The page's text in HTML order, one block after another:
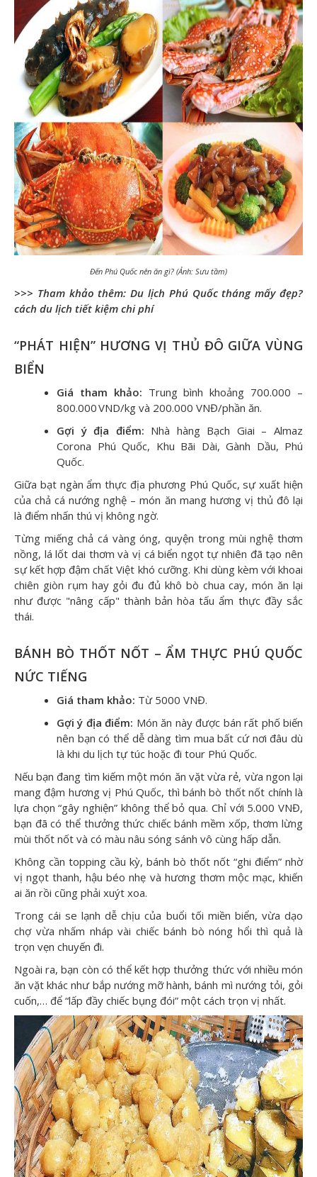
Đến Phú Quốc nên ăn gì? (Ảnh: Sưu tầm)
>>> Tham khảo thêm: Du lịch Phú Quốc tháng mấy đẹp?
cách du lịch tiết kiệm chi phí
“PHÁT HIỆN” HƯƠNG VỊ THỦ ĐÔ GIỮA VÙNG
BIỂN
Giá tham khảo: Trung bình khoảng 700.000 –
800.000 VND/kg và 200.000 VNĐ/phần ăn.
Gợi ý địa điểm: Nhà hàng Bạch Giai – Almaz
Corona Phú Quốc, Khu Bãi Dài, Gành Dầu, Phú
Quốc.
Giữa bạt ngàn ẩm thực địa phương Phú Quốc, sự xuất hiện
của chả cá nướng nghệ – món ăn mang hương vị thủ đô lại
là điểm nhấn thú vị không ngờ.
Từng miếng chả cá vàng óng, quyện trong mùi nghệ thơm
nồng, lá lốt dai thơm và vị cá biển ngọt tự nhiên đã tạo nên
sự kết hợp đậm chất Việt khó cưỡng. Khi dùng kèm với khoai
chiên giòn rụm hay gỏi đu đủ khô bò chua cay, món ăn lại
như được "nâng cấp" thành bản hòa tấu ẩm thực đầy sắc
thái.
BÁNH BÒ THỐT NỐT – ẨM THỰC PHÚ QUỐC
NỨC TIẾNG
Giá tham khảo: Từ 5000 VNĐ.
Gợi ý địa điểm: Món ăn này được bán rất phố biến
nên bạn có thể dễ dàng tìm mua bất cứ nơi đâu dù
là khi du lịch tự túc hoặc đi tour Phú Quốc.
Nếu bạn đang tìm kiếm một món ăn vặt vừa rẻ, vừa ngon lại
mang đậm hương vị Phú Quốc, thì bánh bò thốt nốt chính là
lựa chọn “gây nghiện” không thể bỏ qua. Chỉ với 5.000 VNĐ,
bạn đã có thể thưởng thức chiếc bánh mềm xốp, thơm lừng
mùi thốt nốt và có màu nâu sóng sánh vô cùng hấp dẫn.
Không cần topping cầu kỳ, bánh bò thốt nốt “ghi điểm” nhờ
vị ngọt thanh, hậu béo nhẹ và hương thơm mộc mạc, khiến
ai ăn rồi cũng phải xuýt xoa.
Trong cái se lạnh dễ chịu của buổi tối miền biển, vừa dạo
chợ vừa nhấm nháp vài chiếc bánh bò nóng hổi thì quả là
trọn vẹn chuyến đi.
Ngoài ra, bạn còn có thể kết hợp thưởng thức với nhiều món
ăn vặt khác như bắp nướng mỡ hành, bánh mì nướng tỏi, gỏi
cuốn,… để “lấp đầy chiếc bụng đói” một cách trọn vị nhất.